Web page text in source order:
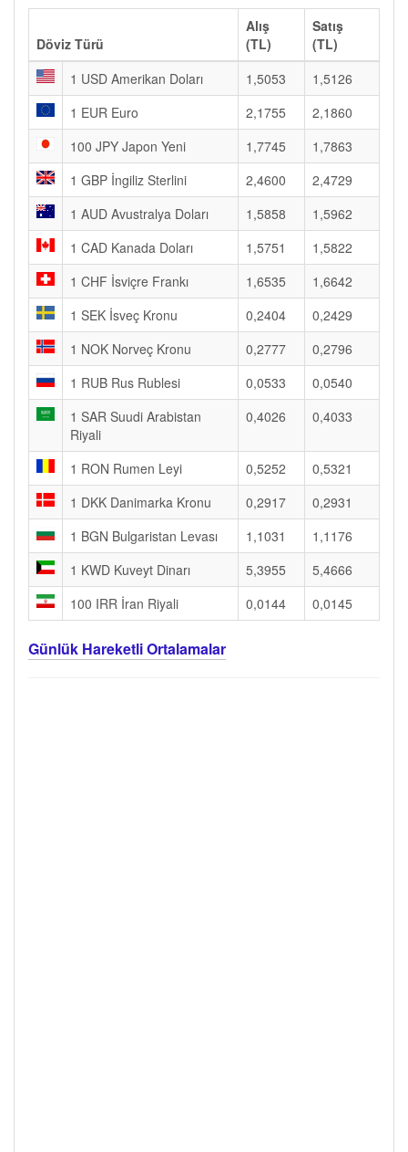
Döviz Türü
Alış
(TL)
Satış
(TL)
1 USD Amerikan Doları
1,5053
1,5126
1 EUR Euro
2,1755
2,1860
100 JPY Japon Yeni
1,7745
1,7863
1 GBP İngiliz Sterlini
2,4600
2,4729
1 AUD Avustralya Doları
1,5858
1,5962
1 CAD Kanada Doları
1,5751
1,5822
1 CHF İsviçre Frankı
1,6535
1,6642
1 SEK İsveç Kronu
0,2404
0,2429
1 NOK Norveç Kronu
0,2777
0,2796
1 RUB Rus Rublesi
0,0533
0,0540
1 SAR Suudi Arabistan
Riyali
0,4026 0,4033
1 RON Rumen Leyi 0,5252
0,5321
1 DKK Danimarka Kronu
0,2917
0,2931
1 BGN Bulgaristan Levası
1,1031
1,1176
1 KWD Kuveyt Dinarı
5,3955
5,4666
100 IRR İran Riyali
0,0144 0,0145
Günlük Hareketli Ortalamalar